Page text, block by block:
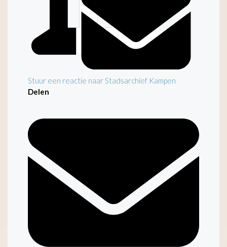
Stuur een reactie naar Stadsarchief Kampen
Delen